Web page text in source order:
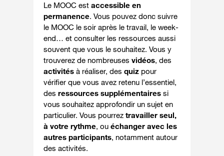
Le MOOC estaccessible en
permanence. Vous pouvez donc suivre
le MOOC le soir après le travail, le week-
end… et consulter les ressources aussi
souvent que vous le souhaitez. Vous y
trouverez de nombreusesvidéos, des
activités à réaliser, desquiz pour
vérifier que vous avez retenu l’essentiel,
desressources supplémentaires si
vous souhaitez approfondir un sujet en
particulier. Vous pourreztravailler seul,
à votre rythme, ouéchanger avec les
autres participants, notamment autour
des activités.